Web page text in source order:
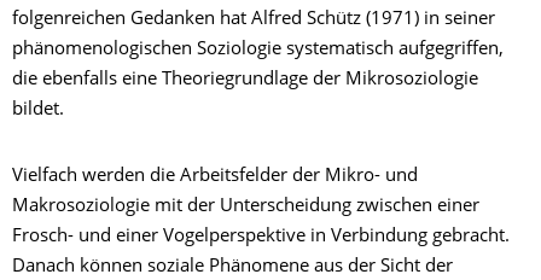
folgenreichen Gedanken hat Alfred Schütz (1971) in seiner
phänomenologischen Soziologie systematisch aufgegriffen,
die ebenfalls eine Theoriegrundlage der Mikrosoziologie
bildet.
Vielfach werden die Arbeitsfelder der Mikro- und
Makrosoziologie mit der Unterscheidung zwischen einer
Frosch- und einer Vogelperspektive in Verbindung gebracht.
Danach können soziale Phänomene aus der Sicht der